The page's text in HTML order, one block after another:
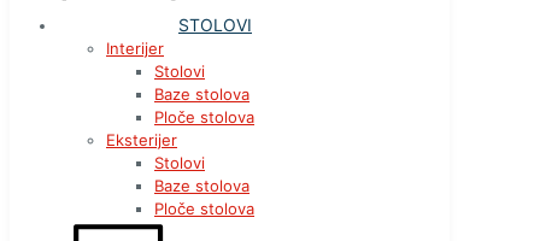
STOLOVI
Interijer
Stolovi
Baze stolova
Ploče stolova
Eksterijer
Stolovi
Baze stolova
Ploče stolova